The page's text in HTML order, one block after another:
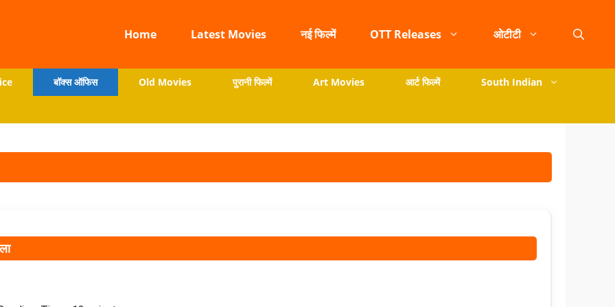
Home Latest Movies नई फिल्में OTT Releases ओटीटी
बॉक्स ऑफिस Old Movies पुरानी फिल्में Art Movies आर्ट फिल्में South Indian